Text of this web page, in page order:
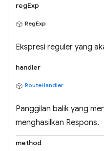
regExp
RegExp
Ekspresi reguler yang
handler
RouteHandler
Panggilan balik yang
menghasilkan Respons.
method